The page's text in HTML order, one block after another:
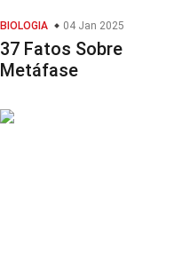
BIOLOGIA 04 Jan 2025
37 Fatos Sobre
Metáfase